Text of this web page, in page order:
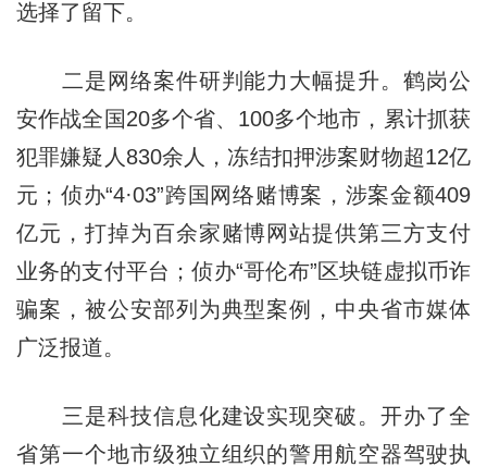
选择了留下。
二是网络案件研判能力大幅提升。鹤岗公
安作战全国20多个省、100多个地市，累计抓获
犯罪嫌疑人830余人，冻结扣押涉案财物超12亿
元；侦办“4·03”跨国网络赌博案，涉案金额409
亿元，打掉为百余家赌博网站提供第三方支付
业务的支付平台；侦办“哥伦布”区块链虚拟币诈
骗案，被公安部列为典型案例，中央省市媒体
广泛报道。
三是科技信息化建设实现突破。开办了全
省第一个地市级独立组织的警用航空器驾驶执